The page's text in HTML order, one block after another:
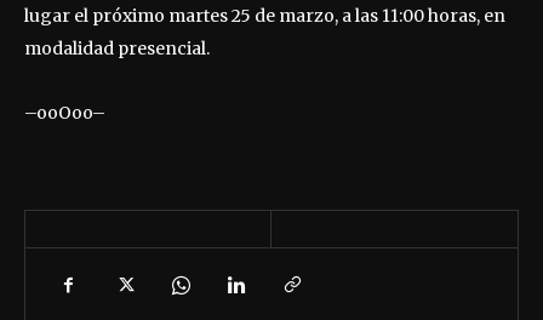
lugar el próximo martes 25 de marzo, a las 11:00 horas, en
modalidad presencial.
–ooOoo–